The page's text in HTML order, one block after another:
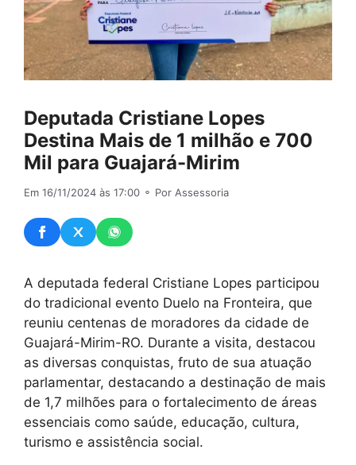
Deputada Cristiane Lopes
Destina Mais de 1 milhão e 700
Mil para Guajará-Mirim
Em 16/11/2024 às 17:00 ⚬ Por Assessoria
A deputada federal Cristiane Lopes participou
do tradicional evento Duelo na Fronteira, que
reuniu centenas de moradores da cidade de
Guajará-Mirim-RO. Durante a visita, destacou
as diversas conquistas, fruto de sua atuação
parlamentar, destacando a destinação de mais
de 1,7 milhões para o fortalecimento de áreas
essenciais como saúde, educação, cultura,
turismo e assistência social.